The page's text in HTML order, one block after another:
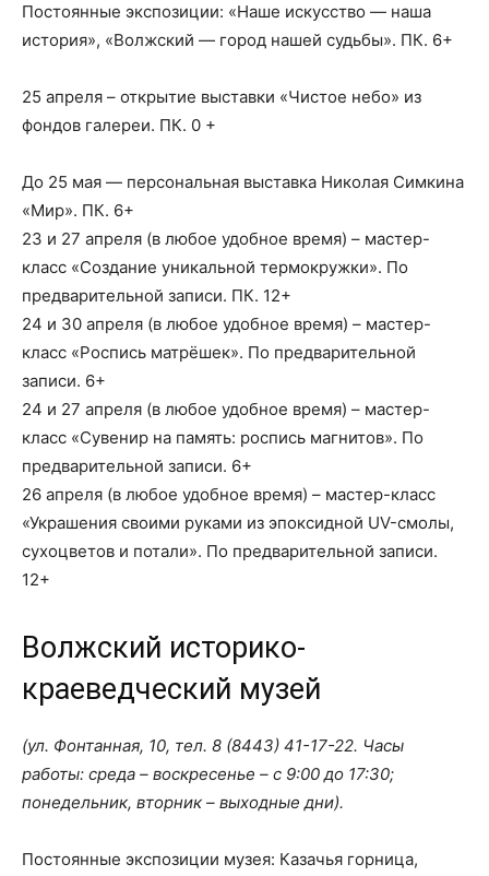
Постоянные экспозиции: «Наше искусство — наша
история», «Волжский — город нашей судьбы». ПК. 6+
25 апреля – открытие выставки «Чистое небо» из
фондов галереи. ПК. 0 +
До 25 мая — персональная выставка Николая Симкина
«Мир». ПК. 6+
23 и 27 апреля (в любое удобное время) – мастер-
класс «Создание уникальной термокружки». По
предварительной записи. ПК. 12+
24 и 30 апреля (в любое удобное время) – мастер-
класс «Роспись матрёшек». По предварительной
записи. 6+
24 и 27 апреля (в любое удобное время) – мастер-
класс «Сувенир на память: роспись магнитов». По
предварительной записи. 6+
26 апреля (в любое удобное время) – мастер-класс
«Украшения своими руками из эпоксидной UV-смолы,
сухоцветов и потали». По предварительной записи.
12+
Волжский историко-
краеведческий музей
(ул. Фонтанная, 10, тел. 8 (8443) 41-17-22. Часы
работы: среда – воскресенье – с 9:00 до 17:30;
понедельник, вторник – выходные дни).
Постоянные экспозиции музея: Казачья горница,